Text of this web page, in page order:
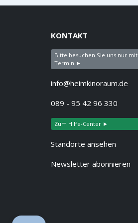
KONTAKT
Bitte besuchen Sie uns nur mit
Termin ►
info@heimkinoraum.de
089 - 95 42 96 330
Zum Hilfe-Center ►
Standorte ansehen
Newsletter abonnieren